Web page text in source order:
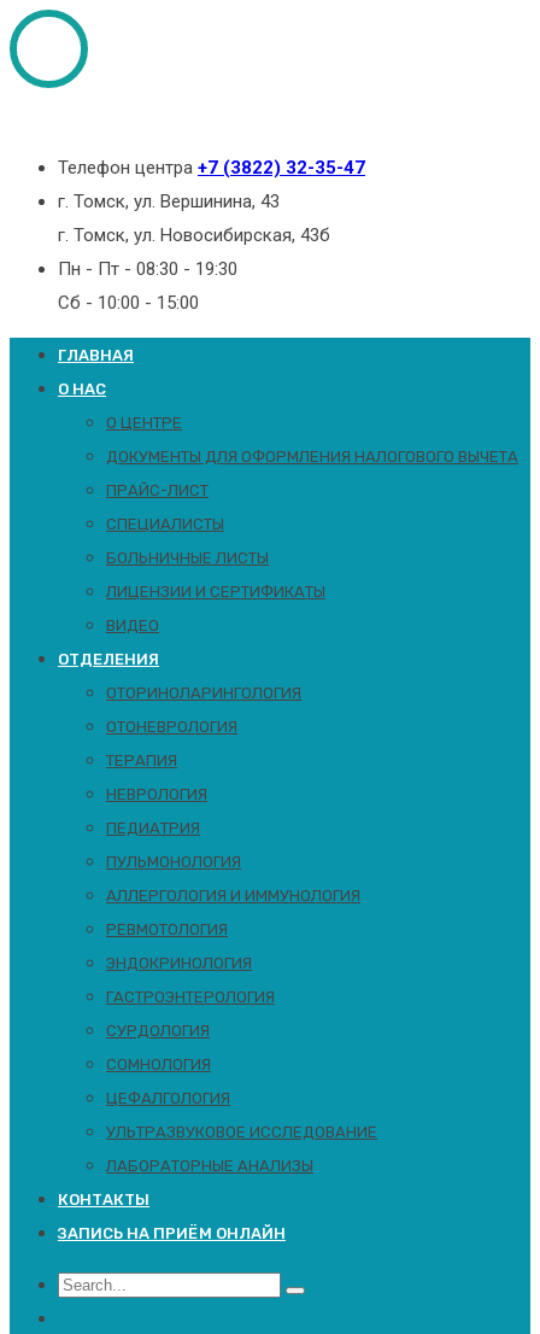
Телефон центра +7 (3822) 32-35-47
г. Томск, ул. Вершинина, 43
г. Томск, ул. Новосибирская, 43б
Пн - Пт - 08:30 - 19:30
Сб - 10:00 - 15:00
ГЛАВНАЯ
О НАС
О ЦЕНТРЕ
ДОКУМЕНТЫ ДЛЯ ОФОРМЛЕНИЯ НАЛОГОВОГО ВЫЧЕТА
ПРАЙС-ЛИСТ
СПЕЦИАЛИСТЫ
БОЛЬНИЧНЫЕ ЛИСТЫ
ЛИЦЕНЗИИ И СЕРТИФИКАТЫ
ВИДЕО
ОТДЕЛЕНИЯ
ОТОРИНОЛАРИНГОЛОГИЯ
ОТОНЕВРОЛОГИЯ
ТЕРАПИЯ
НЕВРОЛОГИЯ
ПЕДИАТРИЯ
ПУЛЬМОНОЛОГИЯ
АЛЛЕРГОЛОГИЯ И ИММУНОЛОГИЯ
РЕВМОТОЛОГИЯ
ЭНДОКРИНОЛОГИЯ
ГАСТРОЭНТЕРОЛОГИЯ
СУРДОЛОГИЯ
СОМНОЛОГИЯ
ЦЕФАЛГОЛОГИЯ
УЛЬТРАЗВУКОВОЕ ИССЛЕДОВАНИЕ
ЛАБОРАТОРНЫЕ АНАЛИЗЫ
КОНТАКТЫ
ЗАПИСЬ НА ПРИЁМ ОНЛАЙН